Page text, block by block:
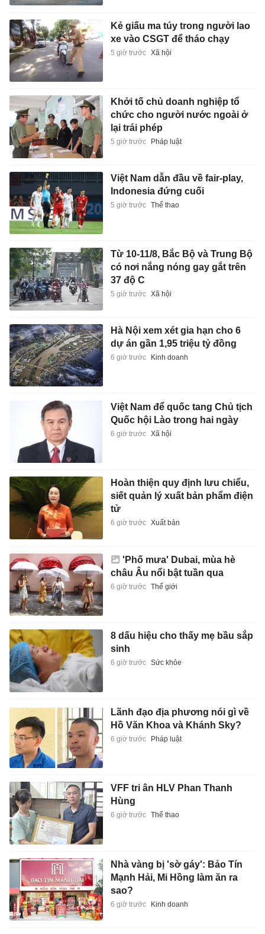
Kẻ giấu ma túy trong người lao
xe vào CSGT để tháo chạy
5 giờ trước Xã hội
Khởi tố chủ doanh nghiệp tổ
chức cho người nước ngoài ở
lại trái phép
5 giờ trước Pháp luật
Việt Nam dẫn đầu về fair-play,
Indonesia đứng cuối
5 giờ trước Thể thao
Từ 10-11/8, Bắc Bộ và Trung Bộ
có nơi nắng nóng gay gắt trên
37 độ C
5 giờ trước Xã hội
Hà Nội xem xét gia hạn cho 6
dự án gần 1,95 triệu tỷ đồng
6 giờ trước Kinh doanh
Việt Nam để quốc tang Chủ tịch
Quốc hội Lào trong hai ngày
6 giờ trước Xã hội
Hoàn thiện quy định lưu chiểu,
siết quản lý xuất bản phẩm điện
tử
6 giờ trước Xuất bản
'Phố mưa' Dubai, mùa hè
châu Âu nổi bật tuần qua
6 giờ trước Thế giới
8 dấu hiệu cho thấy mẹ bầu sắp
sinh
6 giờ trước Sức khỏe
Lãnh đạo địa phương nói gì về
Hồ Văn Khoa và Khánh Sky?
6 giờ trước Pháp luật
VFF tri ân HLV Phan Thanh
Hùng
6 giờ trước Thể thao
Nhà vàng bị 'sờ gáy': Bảo Tín
Mạnh Hải, Mi Hồng làm ăn ra
sao?
6 giờ trước Kinh doanh